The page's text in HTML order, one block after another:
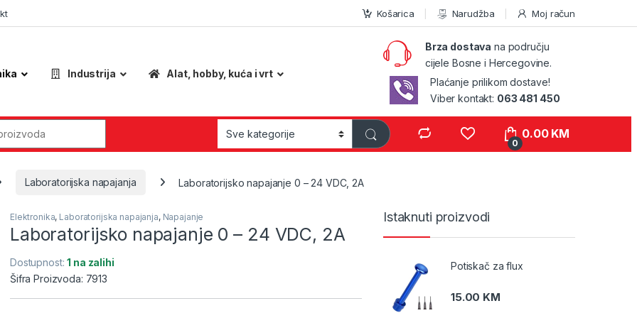
Košarica Narudžba Moj račun
Industrija Alat, hobby, kuća i vrt
Brza dostava na području
cijele Bosne i Hercegovine.
Plaćanje prilikom dostave!
Viber kontakt: 063 481 450
0
0.00 KM
Laboratorijska napajanja Laboratorijsko napajanje 0 – 24 VDC, 2A
Elektronika, Laboratorijska napajanja, Napajanje
Laboratorijsko napajanje 0 – 24 VDC, 2A
Dostupnost:1 na zalihi
Šifra Proizvoda: 7913
Istaknuti proizvodi
Potiskač za flux
15.00 KM